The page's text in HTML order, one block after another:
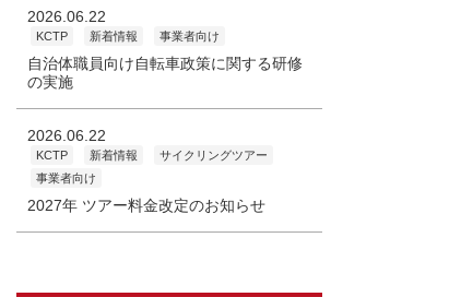
2026.06.22
KCTP 新着情報 事業者向け
自治体職員向け自転車政策に関する研修
の実施
2026.06.22
KCTP 新着情報
サイクリングツアー
事業者向け
2027年 ツアー料金改定のお知らせ